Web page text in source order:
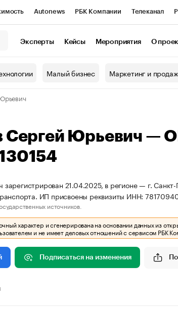
Autonews РБК Компании Телеканал
Эксперты Кейсы Мероприятия О
Малый бизнес Маркетинг и
Сергей Юрьевич —
21.04.2025, в регионе — г.
ИП присвоены реквизиты ИНН:
источников.
характер и сгенерирована на основании данных из
и не имеет деловых отношений с сервисом РБК
Подписаться на изменения